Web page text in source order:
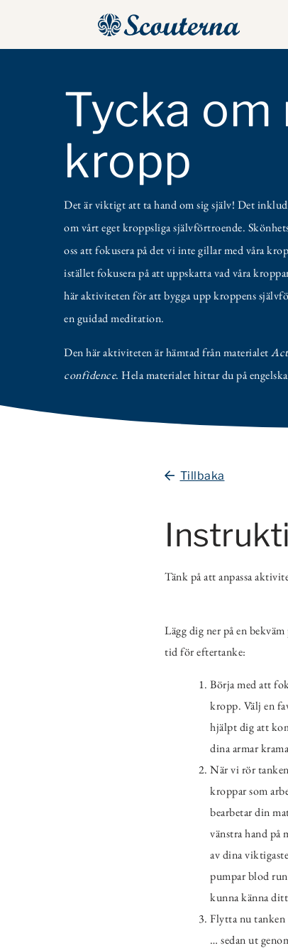
Tycka om
kropp
Det är viktigt att ta hand om sig själv! Det
om vårt eget kroppsliga självförtroende.
oss att fokusera på det vi inte gillar med våra
istället fokusera på att uppskatta vad våra
här aktiviteten för att bygga upp kroppens
en guidad meditation.
Den här aktiviteten är hämtad från materialet
confidence. Hela materialet hittar du på engelska
Tillbaka
Tänk på att anpassa
Lägg dig ner på en
tid för eftertanke:
Börja med att
kropp. Välj en
hjälpt dig att
dina armar
När vi rör
kroppar som
bearbetar din
vänstra hand på
av dina
pumpar blod
kunna känna
Flytta nu
… sedan ut